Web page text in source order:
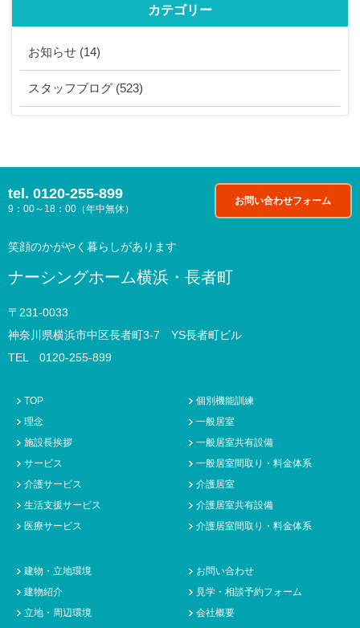
カテゴリー
お知らせ (14)
スタッフブログ (523)
お問い合わせフォーム
tel. 0120-255-899
9：00～18：00（年中無休）
笑顔のかがやく暮らしがあります
ナーシングホーム横浜・長者町
〒231-0033
神奈川県横浜市中区長者町3-7 YS長者町ビル
TEL 0120-255-899
TOP
理念
施設長挨拶
サービス
介護サービス
生活支援サービス
医療サービス
個別機能訓練
一般居室
一般居室共有設備
一般居室間取り・料金体系
介護居室
介護居室共有設備
介護居室間取り・料金体系
建物・立地環境
建物紹介
立地・周辺環境
お問い合わせ
見学・相談予約フォーム
会社概要